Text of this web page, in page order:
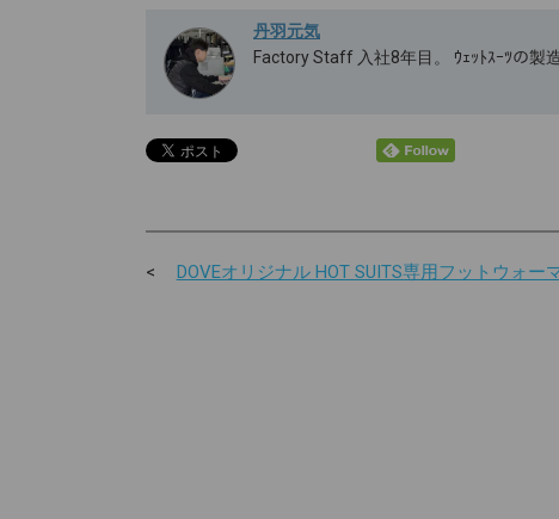
丹羽元気
Factory Staff 入社8年目。 ｳｪｯﾄｽｰﾂの製
DOVEオリジナル HOT SUITS専用フットウォー